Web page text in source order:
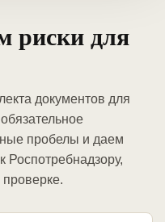
риски для
документов для
пробелы и даем
Роспотребнадзору,